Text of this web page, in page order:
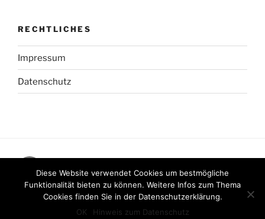
RECHTLICHES
Impressum
Datenschutz
Stolz präsentiert von WordPress
Diese Website verwendet Cookies um bestmögliche
Funktionalität bieten zu können. Weitere Infos zum Thema
Cookies finden Sie in der Datenschutzerklärung.
OK
Hinweis zum Datenschutz